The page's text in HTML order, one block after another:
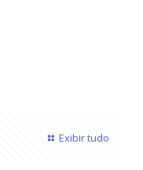
Exibir tudo